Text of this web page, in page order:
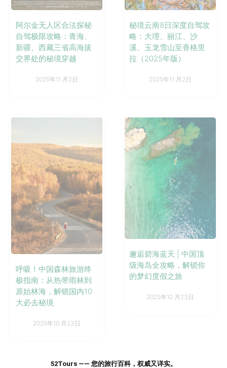
阿尔金无人区合法探秘
自驾极限攻略：青海、
新疆、西藏三省高海拔
交界处的秘境穿越
2025年11 月2日
秘境云南8日深度自驾攻
略：大理、丽江、沙
溪、玉龙雪山至香格里
拉（2025年版）
2025年11 月2日
呼吸！中国森林旅游终
极指南：从热带雨林到
原始林海，解锁国内10
大必去秘境
2025年10 月23日
邂逅碧海蓝天 | 中国顶
级海岛全攻略，解锁你
的梦幻度假之旅
2025年10 月23日
52Tours —— 您的旅行百科，权威又详实。